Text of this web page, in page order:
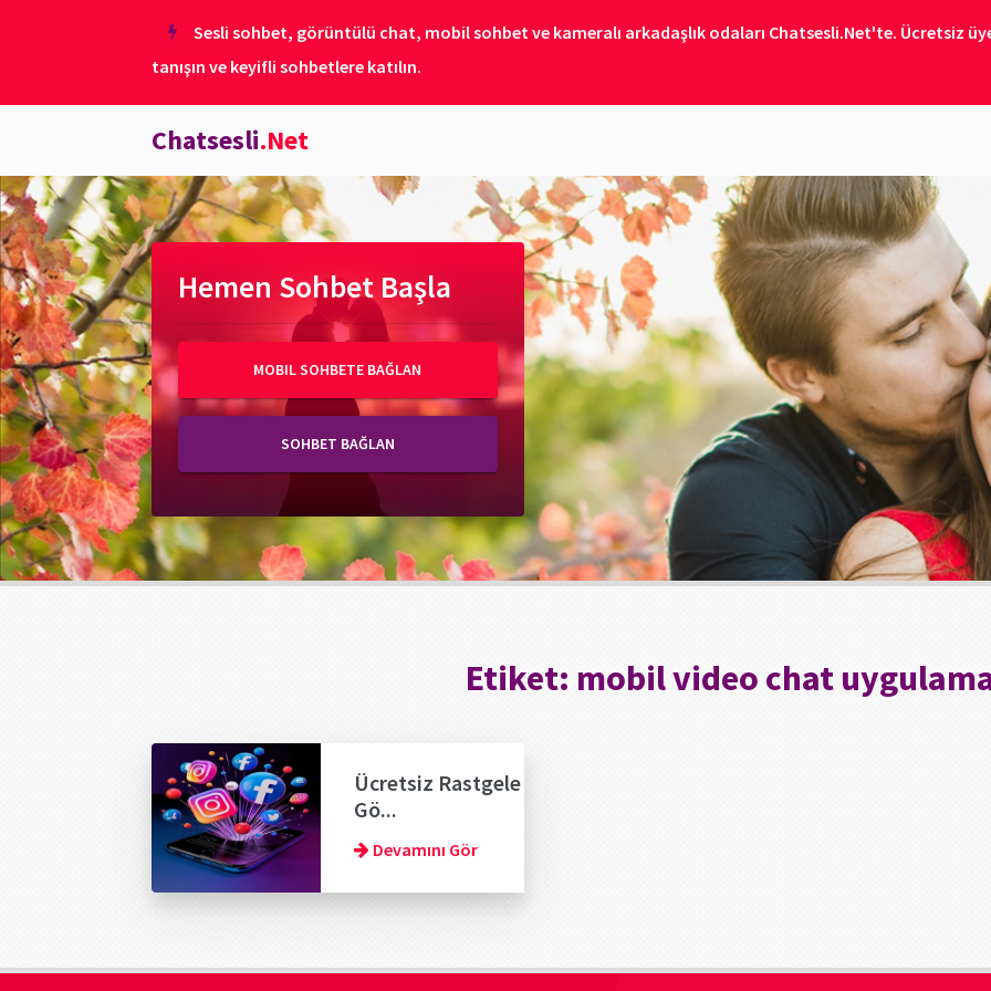
Sesli sohbet, görüntülü chat, mobil sohbet ve kameralı arkadaşlık odaları Chatsesli.Net'te. Ücretsiz
tanışın ve keyifli sohbetlere katılın.
Chatsesli.Net
Hemen Sohbet Başla
MOBIL SOHBETE BAĞLAN
SOHBET BAĞLAN
Etiket: mobil video chat
Ücretsiz Rastgele
Gö...
Devamını Gör